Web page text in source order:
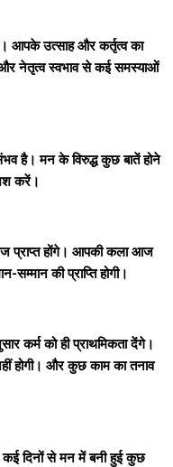
आपके उत्साह और कर्तृत्व का
नेतृत्व स्वभाव से कई समस्याओं
है। मन के विरुद्ध कुछ बातें होने
करें।
होंगे। आपकी कला आज
की प्राप्ति होगी।
कर्म को ही प्राथमिकता देंगे।
होगी। और कुछ काम का तनाव
दिनों से मन में बनी हुई कुछ